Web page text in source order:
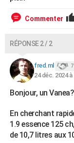
Commenter
RÉPONSE 2 / 2
fred.ml
24 déc. 2024 à
Bonjour, un
En cherchant
1.9 essence 125
de 10,7 litres aux